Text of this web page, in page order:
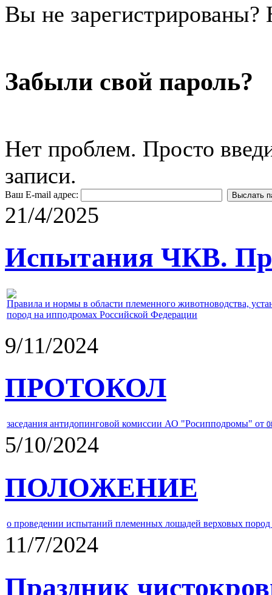
Вы не
Забыли свой пароль?
Нет проблем. Просто
записи.
Ваш E-mail адрес:
21/4/2025
Испытания ЧКВ.
Правила и нормы в области племенного животноводства,
пород на ипподромах Российской Федерации
9/11/2024
ПРОТОКОЛ
заседания антидопинговой комиссии АО "Росипподромы" от
5/10/2024
ПОЛОЖЕНИЕ
о проведении испытаний племенных лошадей верховых
11/7/2024
Праздник